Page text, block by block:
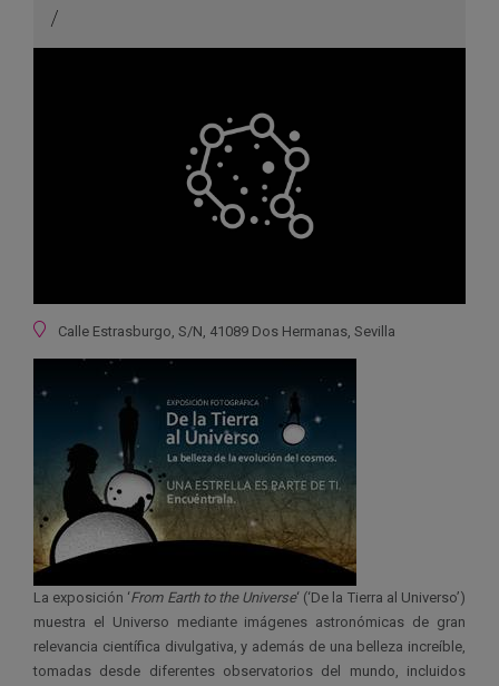
/
Ubicación
Calle Estrasburgo, S/N, 41089 Dos Hermanas, Sevilla
La exposición ‘From Earth to the Universe‘ (‘De la Tierra al Universo’)
muestra el Universo mediante imágenes astronómicas de gran
relevancia científica divulgativa, y además de una belleza increíble,
tomadas desde diferentes observatorios del mundo, incluidos